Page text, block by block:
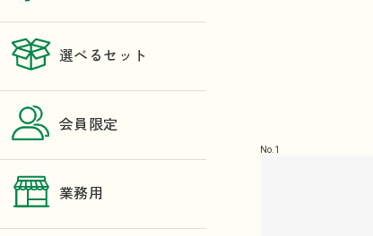
選べるセット
会員限定
業務用
No. 1